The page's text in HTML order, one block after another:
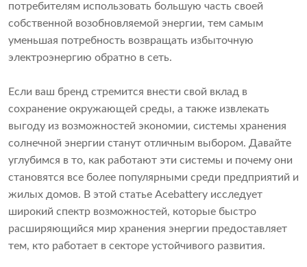
потребителям использовать большую часть своей
собственной возобновляемой энергии, тем самым
уменьшая потребность возвращать избыточную
электроэнергию обратно в сеть.
Если ваш бренд стремится внести свой вклад в
сохранение окружающей среды, а также извлекать
выгоду из возможностей экономии, системы хранения
солнечной энергии станут отличным выбором. Давайте
углубимся в то, как работают эти системы и почему они
становятся все более популярными среди предприятий и
жилых домов. В этой статье Acebattery исследует
широкий спектр возможностей, которые быстро
расширяющийся мир хранения энергии предоставляет
тем, кто работает в секторе устойчивого развития.